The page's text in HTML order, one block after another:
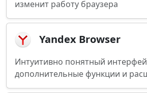
изменит работу браузера
Yandex Browser
Интуитивно понятный
дополнительные функции и